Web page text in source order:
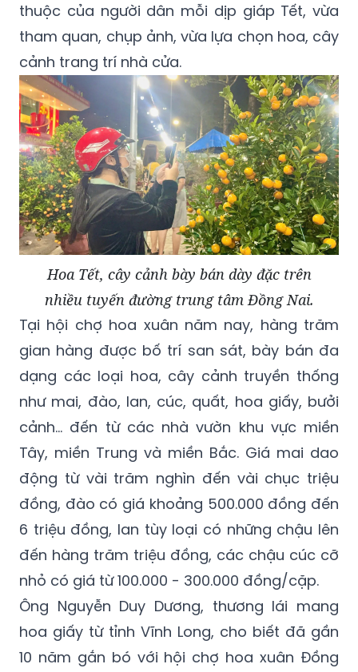
thuộc của người dân mỗi dịp giáp Tết, vừa
tham quan, chụp ảnh, vừa lựa chọn hoa, cây
cảnh trang trí nhà cửa.
Hoa Tết, cây cảnh bày bán dày đặc trên
nhiều tuyến đường trung tâm Đồng Nai.
Tại hội chợ hoa xuân năm nay, hàng trăm
gian hàng được bố trí san sát, bày bán đa
dạng các loại hoa, cây cảnh truyền thống
như mai, đào, lan, cúc, quất, hoa giấy, bưởi
cảnh… đến từ các nhà vườn khu vực miền
Tây, miền Trung và miền Bắc. Giá mai dao
động từ vài trăm nghìn đến vài chục triệu
đồng, đào có giá khoảng 500.000 đồng đến
6 triệu đồng, lan tùy loại có những chậu lên
đến hàng trăm triệu đồng, các chậu cúc cỡ
nhỏ có giá từ 100.000 - 300.000 đồng/cặp.
Ông Nguyễn Duy Dương, thương lái mang
hoa giấy từ tỉnh Vĩnh Long, cho biết đã gần
10 năm gắn bó với hội chợ hoa xuân Đồng